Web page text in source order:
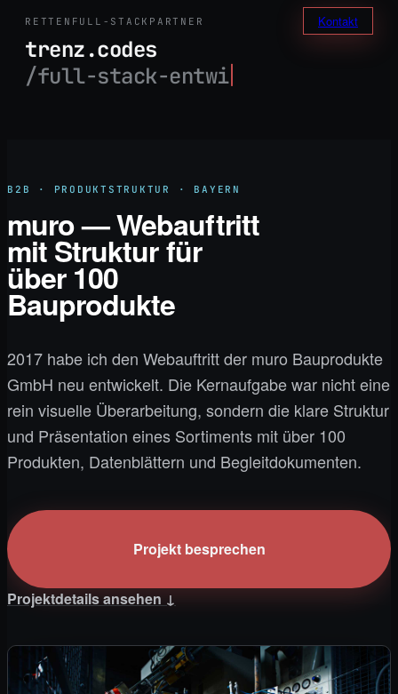
Zum
Inhalt
springen
trenz.codes
/full-stack-e
RETTEN FULL-STACK PARTNER Kontakt
B2B · PRODUKTSTRUKTUR · BAYERN
muro — Webauftritt
mit Struktur für
über 100
Bauprodukte
2017 habe ich den Webauftritt der muro Bauprodukte
GmbH neu entwickelt. Die Kernaufgabe war nicht eine
rein visuelle Überarbeitung, sondern die klare Struktur
und Präsentation eines Sortiments mit über 100
Produkten, Datenblättern und Begleitdokumenten.
Projekt besprechen
Projektdetails ansehen ↓